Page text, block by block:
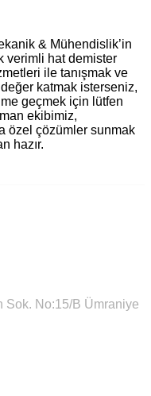
& Mühendislik’in
verimli hat demister
ile tanışmak ve
katmak isterseniz,
geçmek için lütfen
ekibimiz,
özel çözümler sunmak
hazır.
Sok. No:15/B Ümraniye